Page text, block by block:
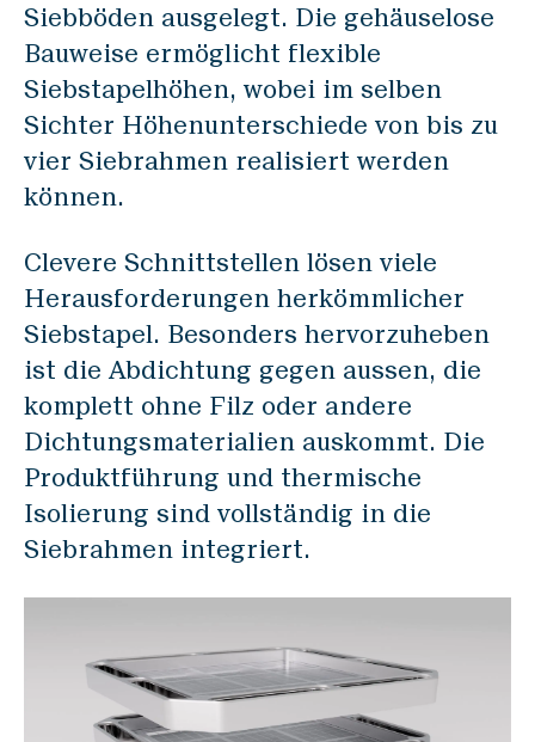
Siebböden ausgelegt. Die gehäuselose
Bauweise ermöglicht flexible
Siebstapelhöhen, wobei im selben
Sichter Höhenunterschiede von bis zu
vier Siebrahmen realisiert werden
können.
Clevere Schnittstellen lösen viele
Herausforderungen herkömmlicher
Siebstapel. Besonders hervorzuheben
ist die Abdichtung gegen aussen, die
komplett ohne Filz oder andere
Dichtungsmaterialien auskommt. Die
Produktführung und thermische
Isolierung sind vollständig in die
Siebrahmen integriert.